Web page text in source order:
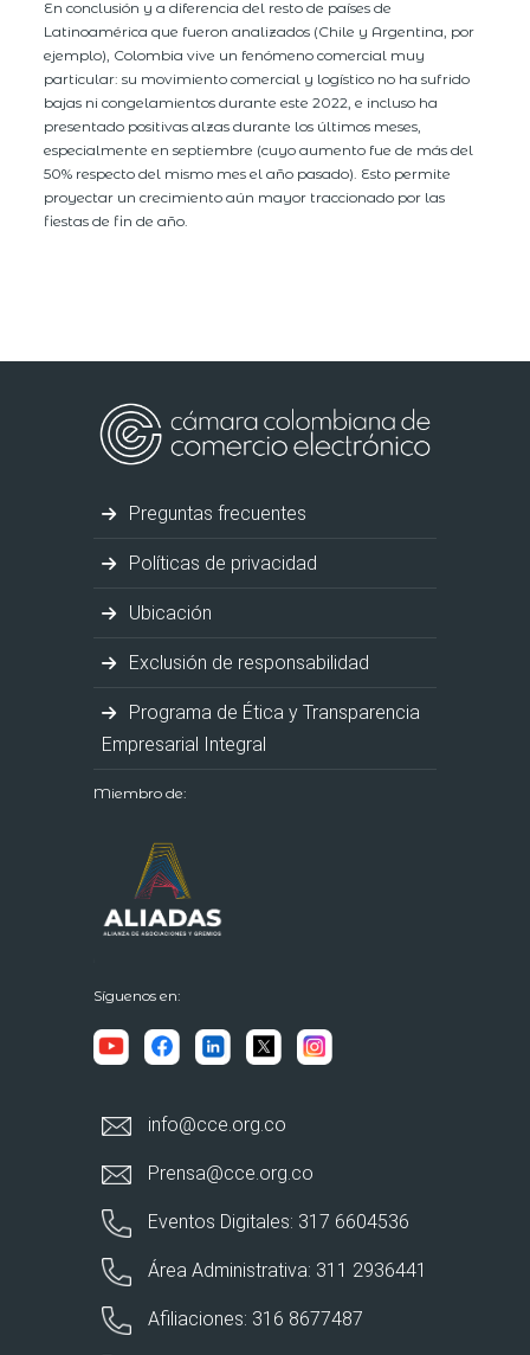
En conclusión y a diferencia del resto de países de
Latinoamérica que fueron analizados (Chile y Argentina, por
ejemplo), Colombia vive un fenómeno comercial muy
particular: su movimiento comercial y logístico no ha sufrido
bajas ni congelamientos durante este 2022, e incluso ha
presentado positivas alzas durante los últimos meses,
especialmente en septiembre (cuyo aumento fue de más del
50% respecto del mismo mes el año pasado). Esto permite
proyectar un crecimiento aún mayor traccionado por las
fiestas de fin de año.
Preguntas frecuentes
Políticas de privacidad
Ubicación
Exclusión de responsabilidad
Programa de Ética y Transparencia
Empresarial Integral
Miembro de:
Síguenos en:
info@cce.org.co
Prensa@cce.org.co
Eventos Digitales: 317 6604536
Área Administrativa: 311 2936441
Afiliaciones: 316 8677487